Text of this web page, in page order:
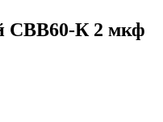
СВВ60-К 2 мкф